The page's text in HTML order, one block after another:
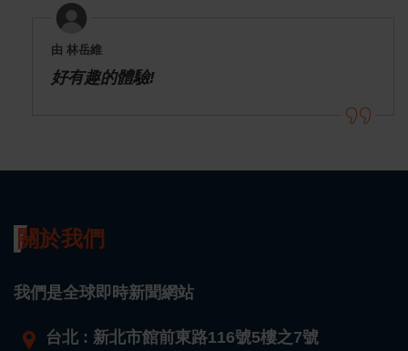
由 林岳維
好有趣的體驗!
關於我們
我們是全球即時新聞網站
台北 : 新北市館前東路116號5樓之7號